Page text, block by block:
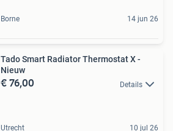
Borne 14 jun 26
Tado Smart Radiator Thermostat X -
Nieuw
€ 76,00 Details
Utrecht 10 jul 26